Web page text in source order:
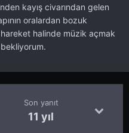
kayış civarından gelen
oralardan bozuk
hareket halinde müzik açmak
Son yanıt
11 yıl